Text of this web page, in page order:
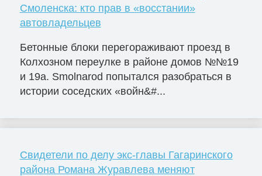
Смоленска: кто прав в «восстании»
автовладельцев
Бетонные блоки перегораживают проезд в
Колхозном переулке в районе домов №№19
и 19а. Smolnarod попытался разобраться в
истории соседских «войн&#...
Свидетели по делу экс-главы Гагаринского
района Романа Журавлева меняют